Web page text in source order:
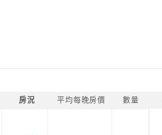
房況 平均每晚房價 數量